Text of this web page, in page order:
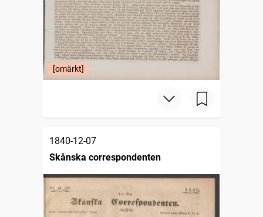
[omärkt]
1840-12-07
Skånska correspondenten